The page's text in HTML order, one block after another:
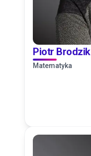
Piotr Brodzik
Matematyka